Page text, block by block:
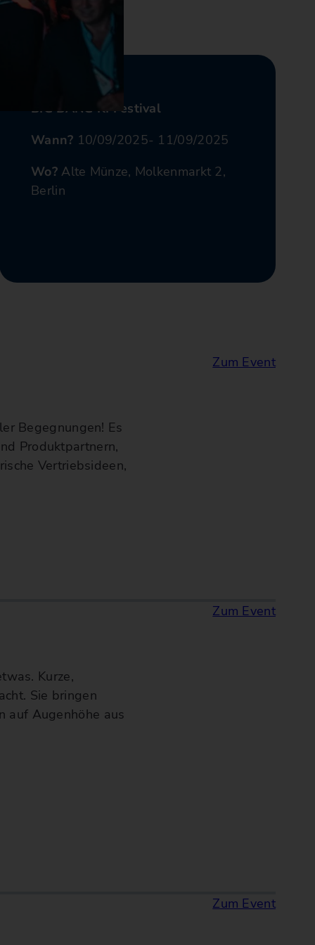
BIG BANG KI Festival
Wann? 10/09/2025- 11/09/2025
Wo?Alte Münze, Molkenmarkt 2,
Berlin
Begegnungen! Es
Produktpartnern,
Vertriebsideen,
Zum Event
Kurze,
Sie bringen
auf Augenhöhe aus
Zum Event
Zum Event